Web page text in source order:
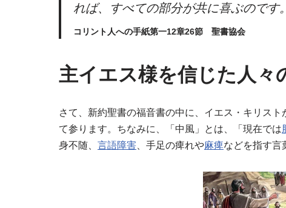
れば、すべての部分が共に喜ぶのです。
コリント人への手紙第一12章26節 聖書協会
主イエス様を信じた人々
さて、新約聖書の福音書の中に、イエス・キリス
て参ります。ちなみに、「中風」とは、「現在では
身不随、 言語障害 、手足の痺れや麻痺などを指す言